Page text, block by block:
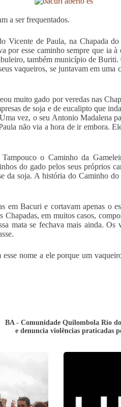
a ser frequentados.
de Paula, na Chapada do
esse caminho sempre que ia à
também município de
vaqueiros, se juntavam em uma
muito gado por veredas nas
de soja e de eucalipto que
vez, o seu Antonio Madalena
não via a hora de ir embora.
o Caminho da
do gado pelos seus próprios
da soja. A história do Caminho
em Bacuri e cortavam apenas o
em muitos casos,
mata se fechava mais ainda. Os
nome a ele porque um
BA - Comunidade Quilombola Rio
e denuncia violências praticadas